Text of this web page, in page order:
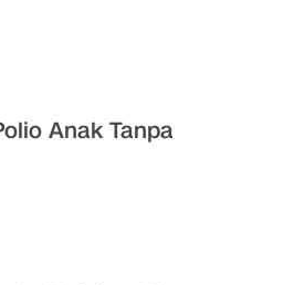
Anak Tanpa